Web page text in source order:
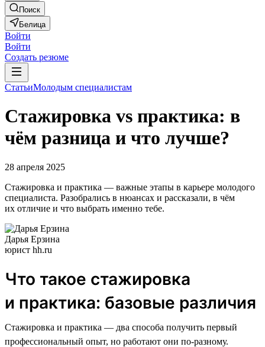
Поиск
Белица
Войти
Войти
Создать резюме
СтатьиМолодым специалистам
Стажировка vs практика: в
чём разница и что лучше?
28 апреля 2025
Стажировка и практика — важные этапы в карьере молодого
специалиста. Разобрались в нюансах и рассказали, в чём
их отличие и что выбрать именно тебе.
Дарья Ерзина
юрист hh.ru
Что такое стажировка
и практика: базовые различия
Стажировка и практика — два способа получить первый
профессиональный опыт, но работают они по-разному.